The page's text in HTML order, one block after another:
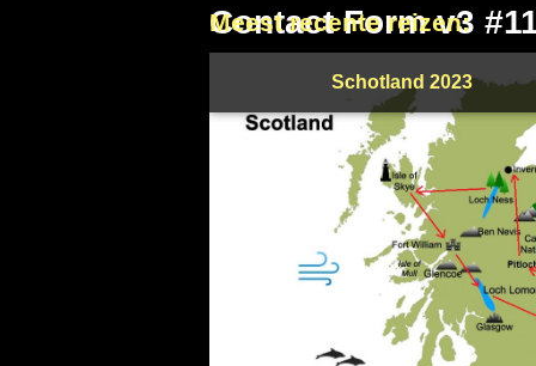
Contact Form v3
Meest recente reizen:
Schotland 2023